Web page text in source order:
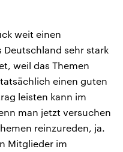
weit einen
Deutschland sehr stark
weil das Themen
einen guten
leisten kann im
man jetzt versuchen
reinzureden, ja.
Mitglieder im